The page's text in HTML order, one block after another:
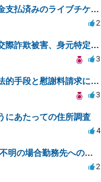
元恋人から代金支払済みのライブチケットを回収したい。
2
出会い系での交際詐欺被害、身元特定と返金請求の方法は？
3
貸付金返済の法的手段と慰謝料請求について
3
にあたっての住所調査
4
少額訴訟 住所不明の場合勤務先への書類送達は可能？
2